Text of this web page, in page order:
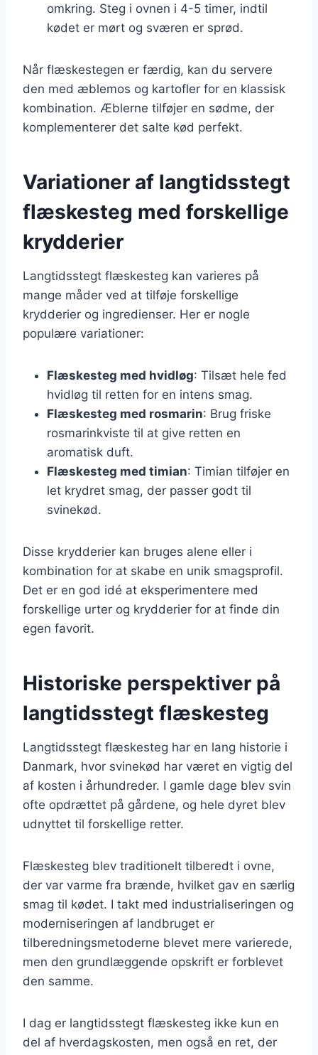
omkring. Steg i ovnen i 4-5 timer, indtil
kødet er mørt og sværen er sprød.
Når flæskestegen er færdig, kan du servere
den med æblemos og kartofler for en klassisk
kombination. Æblerne tilføjer en sødme, der
komplementerer det salte kød perfekt.
Variationer af langtidsstegt
flæskesteg med forskellige
krydderier
Langtidsstegt flæskesteg kan varieres på
mange måder ved at tilføje forskellige
krydderier og ingredienser. Her er nogle
populære variationer:
Flæskesteg med hvidløg: Tilsæt hele fed
hvidløg til retten for en intens smag.
Flæskesteg med rosmarin: Brug friske
rosmarinkviste til at give retten en
aromatisk duft.
Flæskesteg med timian: Timian tilføjer en
let krydret smag, der passer godt til
svinekød.
Disse krydderier kan bruges alene eller i
kombination for at skabe en unik smagsprofil.
Det er en god idé at eksperimentere med
forskellige urter og krydderier for at finde din
egen favorit.
Historiske perspektiver på
langtidsstegt flæskesteg
Langtidsstegt flæskesteg har en lang historie i
Danmark, hvor svinekød har været en vigtig del
af kosten i århundreder. I gamle dage blev svin
ofte opdrættet på gårdene, og hele dyret blev
udnyttet til forskellige retter.
Flæskesteg blev traditionelt tilberedt i ovne,
der var varme fra brænde, hvilket gav en særlig
smag til kødet. I takt med industrialiseringen og
moderniseringen af landbruget er
tilberedningsmetoderne blevet mere varierede,
men den grundlæggende opskrift er forblevet
den samme.
I dag er langtidsstegt flæskesteg ikke kun en
del af hverdagskosten, men også en ret, der